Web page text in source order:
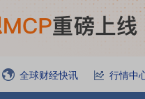
全球财经快讯 行情中